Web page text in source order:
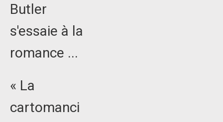
Butler
s'essaie à la
romance ...
« La
cartomanci